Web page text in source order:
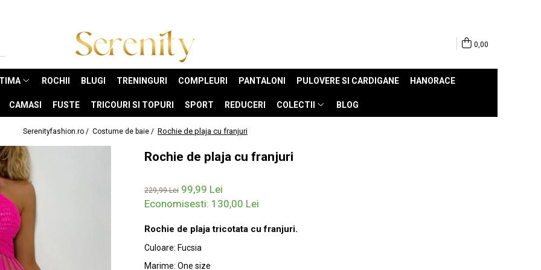
0,00
ROCHII BLUGI TRENINGURI COMPLEURI PANTALONI PULOVERE SI CARDIGANE HANORACE
CAMASI FUSTE TRICOURI SI TOPURI SPORT REDUCERI COLECTII BLOG
Serenityfashion.ro / Costume de baie / Rochie de plaja cu franjuri
Rochie de plaja cu franjuri
229,99 Lei 99,99 Lei
Economisesti: 130,00 Lei
Rochie de plaja tricotata cu franjuri.
Culoare: Fucsia
Marime: One size